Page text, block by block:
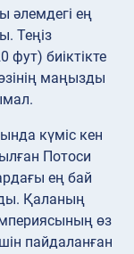
әлемдегі ең
Теңіз
биіктікте
маңызды
күміс кен
Потоси
ең бай
Қаланың
өз
пайдаланған